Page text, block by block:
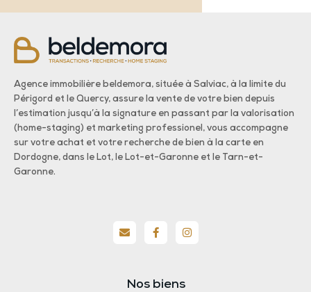
Agence immobilière beldemora, située à Salviac, à la limite du
Périgord et le Quercy, assure la vente de votre bien depuis
l’estimation jusqu’à la signature en passant par la valorisation
(home-staging) et marketing professionel, vous accompagne
sur votre achat et votre recherche de bien à la carte en
Dordogne, dans le Lot, le Lot-et-Garonne et le Tarn-et-
Garonne.
Nos biens